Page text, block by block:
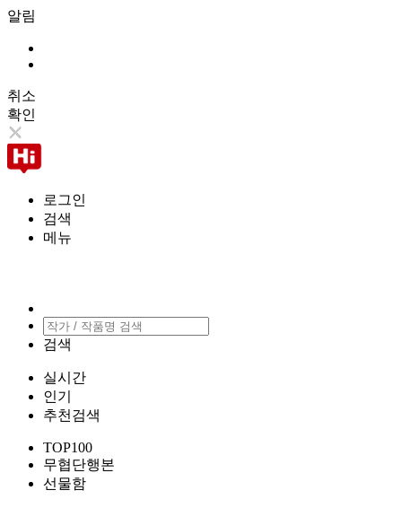
알림
취소
확인
로그인
검색
메뉴
검색
실시간
인기
추천검색
TOP100
무협단행본
선물함